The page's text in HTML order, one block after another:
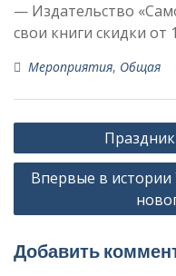
— Издательство
свои книги скидки от
Мероприятия, Общая
Навигация
по
записям
Впервые в
Добавить